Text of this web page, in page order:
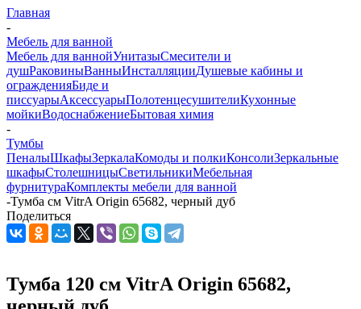
Главная
-
Мебель для ванной
Мебель для ваннойУнитазыСмесители и
душРаковиныВанныИнсталляцииДушевые кабины и
огражденияБиде и
писсуарыАксессуарыПолотенцесушителиКухонные
мойкиВодоснабжениеБытовая химия
-
Тумбы
ПеналыШкафыЗеркалаКомоды и полкиКонсолиЗеркальные
шкафыСтолешницыСветильникиМебельная
фурнитураКомплекты мебели для ванной
-Тумба см VitrA Origin 65682, черный дуб
Поделиться
Тумба 120 см VitrA Origin 65682,